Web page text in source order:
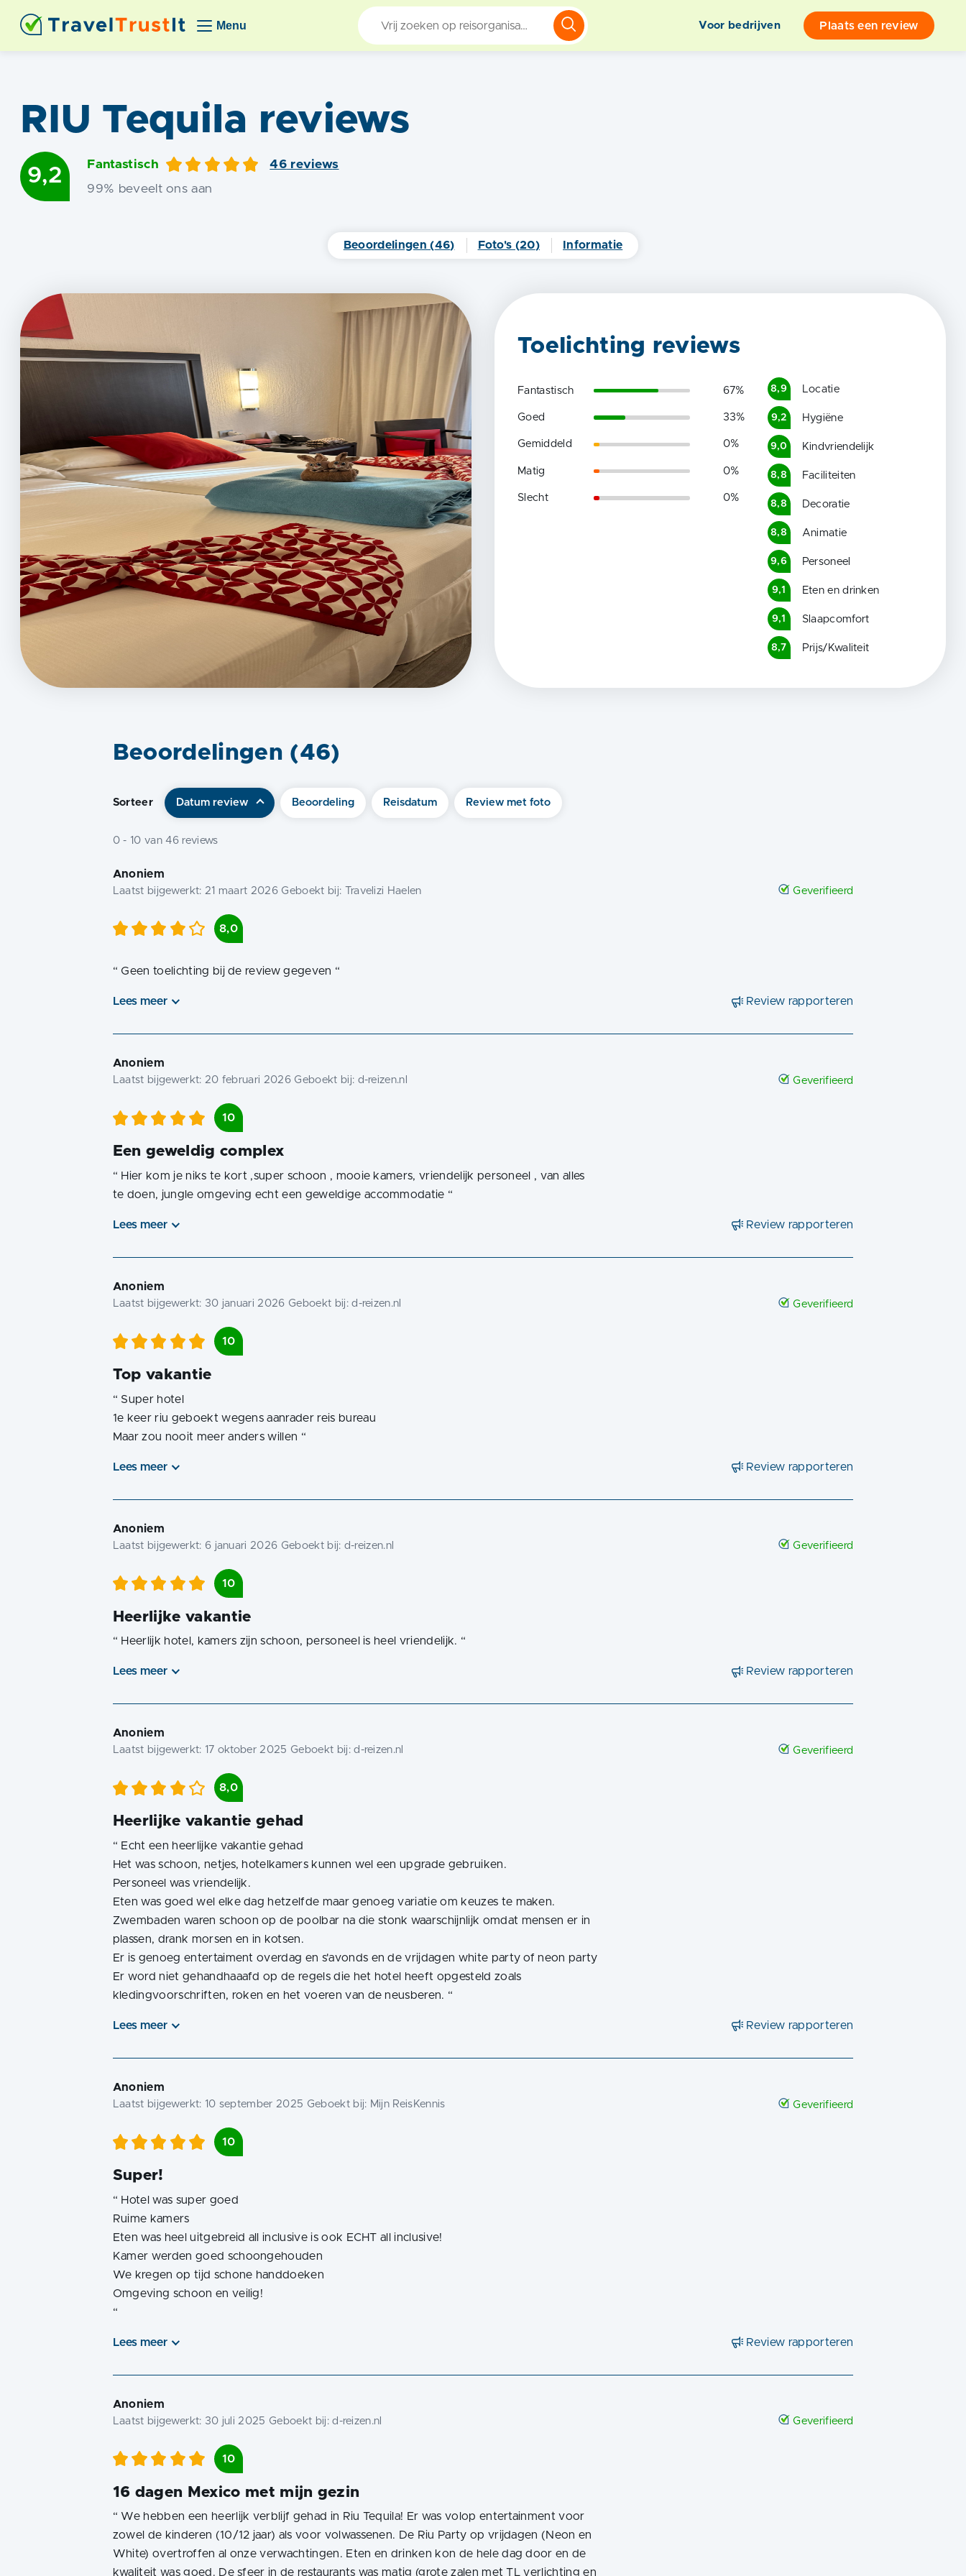
Menu Voor bedrijven Plaats een review
RIU Tequila reviews
9,2
Fantastisch 46reviews
99% beveelt ons aan
Beoordelingen (46) Foto's (20) Informatie
Toelichting reviews
Fantastisch 67%
Goed 33%
Gemiddeld 0%
Matig 0%
Slecht 0%
8,9 Locatie
9,2 Hygiëne
9,0 Kindvriendelijk
8,8 Faciliteiten
8,8 Decoratie
8,8 Animatie
9,6 Personeel
9,1 Eten en drinken
9,1 Slaapcomfort
8,7 Prijs/Kwaliteit
Beoordelingen (46)
Sorteer Datum review Beoordeling Reisdatum Review met foto
0 - 10 van 46reviews
Anoniem
Laatst bijgewerkt: 21 maart 2026 Geboekt bij: Travelizi Haelen Geverifieerd
8,0
“ Geen toelichting bij de review gegeven “
Lees meer Review rapporteren
Anoniem
Laatst bijgewerkt: 20 februari 2026 Geboekt bij: d-reizen.nl Geverifieerd
10
Een geweldig complex
“ Hier kom je niks te kort ,super schoon , mooie kamers, vriendelijk personeel , van alles
te doen, jungle omgeving echt een geweldige accommodatie “
Lees meer Review rapporteren
Anoniem
Laatst bijgewerkt: 30 januari 2026 Geboekt bij:d-reizen.nl Geverifieerd
10
Top vakantie
“ Super hotel
1e keer riu geboekt wegens aanrader reis bureau
Maar zou nooit meer anders willen “
Lees meer Review rapporteren
Anoniem
Laatst bijgewerkt: 6 januari 2026 Geboekt bij: d-reizen.nl Geverifieerd
10
Heerlijke vakantie
“ Heerlijk hotel, kamers zijn schoon, personeel is heel vriendelijk. “
Lees meer Review rapporteren
Anoniem
Laatst bijgewerkt: 17 oktober 2025 Geboekt bij:d-reizen.nl Geverifieerd
8,0
Heerlijke vakantie gehad
“ Echt een heerlijke vakantie gehad
Het was schoon, netjes, hotelkamers kunnen wel een upgrade gebruiken.
Personeel was vriendelijk.
Eten was goed wel elke dag hetzelfde maar genoeg variatie om keuzes te maken.
Zwembaden waren schoon op de poolbar na die stonk waarschijnlijk omdat mensen er in
plassen, drank morsen en in kotsen.
Er is genoeg entertaiment overdag en s'avonds en de vrijdagen white party of neon party
Er word niet gehandhaaafd op de regels die het hotel heeft opgesteld zoals
kledingvoorschriften, roken en het voeren van de neusberen. “
Lees meer Review rapporteren
Anoniem
Laatst bijgewerkt: 10 september 2025 Geboekt bij: Mijn ReisKennis Geverifieerd
10
Super!
“ Hotel was super goed
Ruime kamers
Eten was heel uitgebreid all inclusive is ook ECHT all inclusive!
Kamer werden goed schoongehouden
We kregen op tijd schone handdoeken
“
Lees meer Review rapporteren
Anoniem
Laatst bijgewerkt: 30 juli 2025 Geboekt bij:d-reizen.nl Geverifieerd
10
16 dagen Mexico met mijn gezin
“ We hebben een heerlijk verblijf gehad in Riu Tequila! Er was volop entertainment voor
zowel de kinderen (10/12 jaar) als voor volwassenen. De Riu Party op vrijdagen (Neon en
White) overtroffen al onze verwachtingen. Eten en drinken kon de hele dag door en de
kwaliteit was goed. De sfeer in de restaurants was matig (grote zalen met TL verlichting en